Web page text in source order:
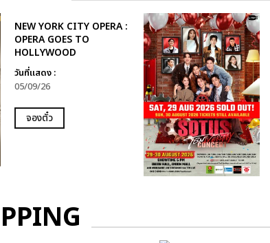
NEW YORK CITY OPERA :
OPERA GOES TO
HOLLYWOOD
วันที่แสดง :
05/09/26
จองตั๋ว